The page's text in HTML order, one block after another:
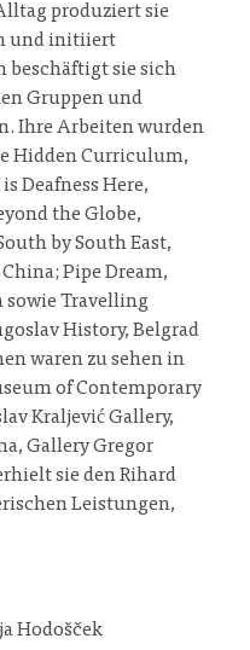
produziert sie
und initiiert
beschäftigt sie sich
Gruppen und
Ihre Arbeiten wurden
Hidden Curriculum,
Deafness Here,
the Globe,
by South East,
Pipe Dream,
sowie Travelling
History, Belgrad
waren zu sehen in
of Contemporary
Kraljević Gallery,
Gallery Gregor
sie den Rihard
Leistungen,
Hodošček